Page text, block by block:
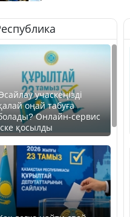
учаскеңізді
оңай табуға
Онлайн-сервис
қосылды